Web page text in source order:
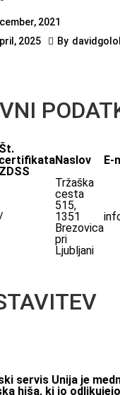
2021
2025 By
Št.
certifikata
ZDSS
Naslov E-
Tržaška
cesta
515,
1351
Brezovica
pri
Ljubljani
servis Unija je
hiša, ki jo